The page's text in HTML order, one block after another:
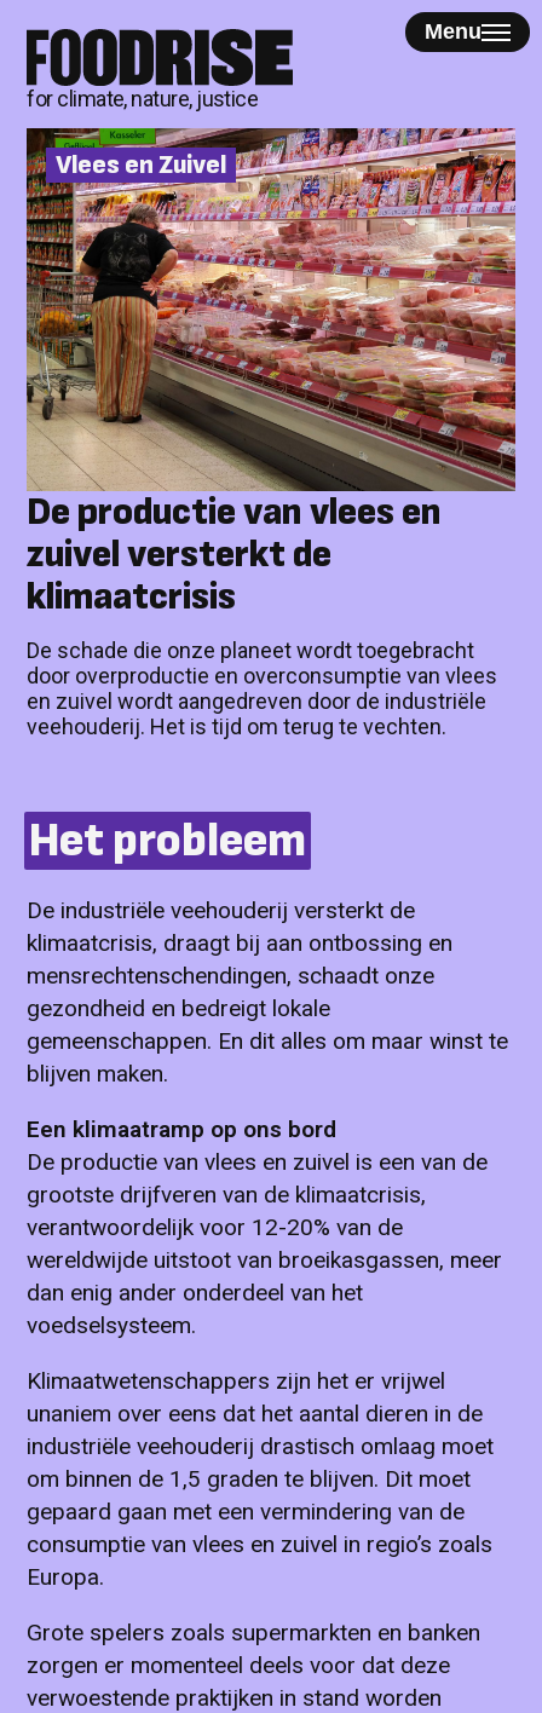
content
for climate, nature, justice
Menu
Vlees en Zuivel
De productie van vlees en
zuivel versterkt de
klimaatcrisis
De schade die onze planeet wordt toegebracht
door overproductie en overconsumptie van vlees
en zuivel wordt aangedreven door de industriële
veehouderij. Het is tijd om terug te vechten.
Het probleem
De industriële veehouderij versterkt de
klimaatcrisis, draagt bij aan ontbossing en
mensrechtenschendingen, schaadt onze
gezondheid en bedreigt lokale
gemeenschappen. En dit alles om maar winst te
blijven maken.
Een klimaatramp op ons bord
De productie van vlees en zuivel is een van de
grootste drijfveren van de klimaatcrisis,
verantwoordelijk voor 12-20% van de
wereldwijde uitstoot van broeikasgassen, meer
dan enig ander onderdeel van het
voedselsysteem.
Klimaatwetenschappers zijn het er vrijwel
unaniem over eens dat het aantal dieren in de
industriële veehouderij drastisch omlaag moet
om binnen de 1,5 graden te blijven. Dit moet
gepaard gaan met een vermindering van de
consumptie van vlees en zuivel in regio’s zoals
Europa.
Grote spelers zoals supermarkten en banken
zorgen er momenteel deels voor dat deze
verwoestende praktijken in stand worden